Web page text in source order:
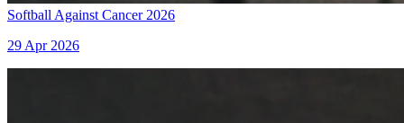
Softball Against Cancer 2026
29 Apr 2026